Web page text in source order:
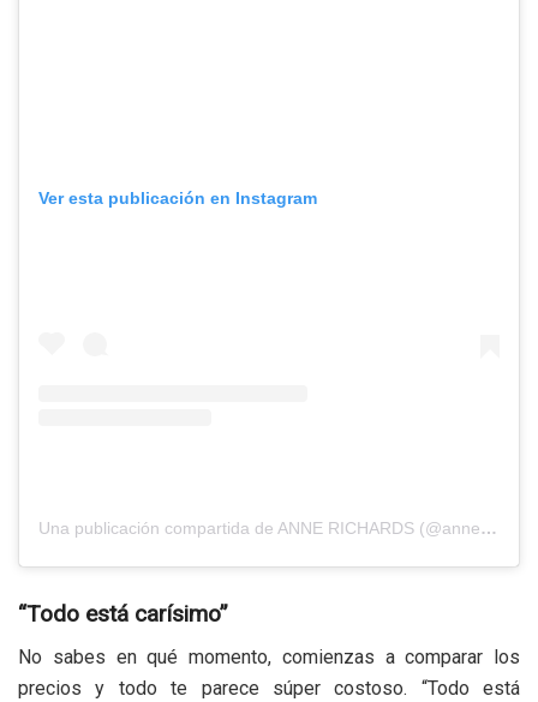
Ver esta publicación en Instagram
Una publicación compartida de ANNE RICHARDS (@annevrichards)
“Todo está carísimo”
No sabes en qué momento, comienzas a comparar los
precios y todo te parece súper costoso. “Todo está